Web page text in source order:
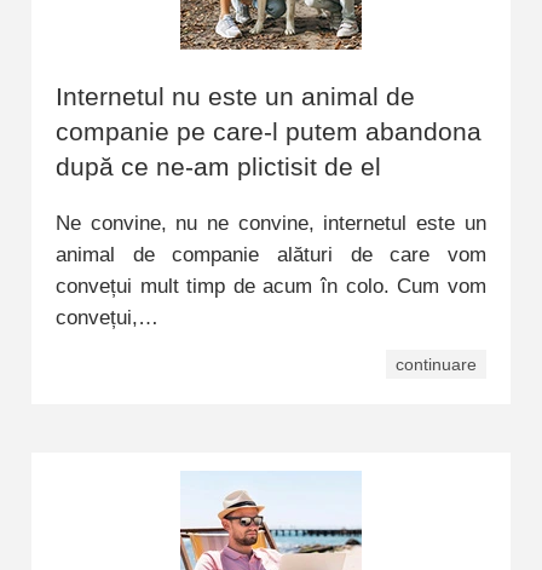
Internetul nu este un animal de
companie pe care-l putem abandona
după ce ne-am plictisit de el
Ne convine, nu ne convine, internetul este un
animal de companie alături de care vom
convețui mult timp de acum în colo. Cum vom
convețui,…
continuare